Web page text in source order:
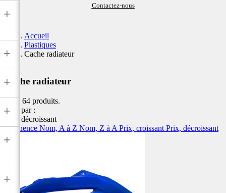
+
+
+
+
+
+
Contactez-nous
Accueil
Plastiques
Cache radiateur
Cache radiateur
Il y a 64 produits.
Trier par :
Prix, décroissant
Pertinence Nom, A à Z Nom, Z à A Prix, croissant Prix, décroissant